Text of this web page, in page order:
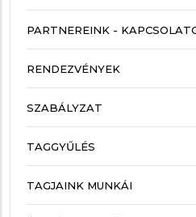
PARTNEREINK -
RENDEZVÉNYEK
SZABÁLYZAT
TAGGYŰLÉS
TAGJAINK MUNKÁI